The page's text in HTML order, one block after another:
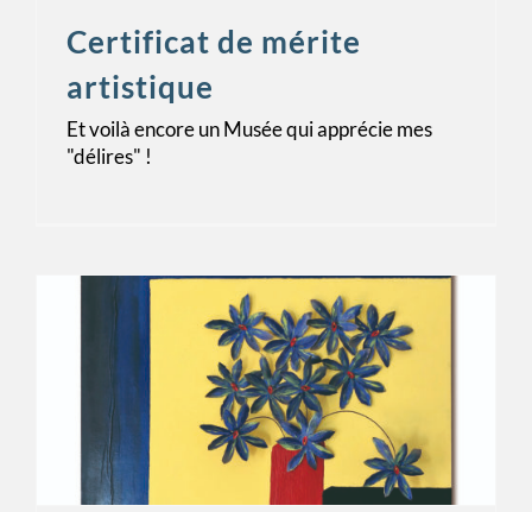
Certificat de mérite
artistique
Et voilà encore un Musée qui apprécie mes
"délires" !